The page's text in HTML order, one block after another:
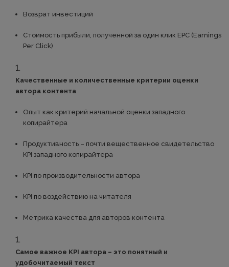
Возврат инвестиций
Стоимость прибыли, полученной за один клик EPC (Earnings
Per Click)
Качественные и количественные критерии оценки
автора контента
Опыт как критерий начальной оценки западного
копирайтера
Продуктивность – почти вещественное свидетельство
KPI западного копирайтера
KPI по производительности автора
KPI по воздействию на читателя
Метрика качества для авторов контента
Самое важное KPI автора – это понятный и
удобочитаемый текст